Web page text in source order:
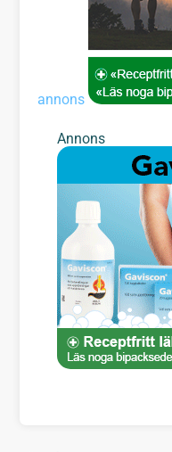
annons
Annons